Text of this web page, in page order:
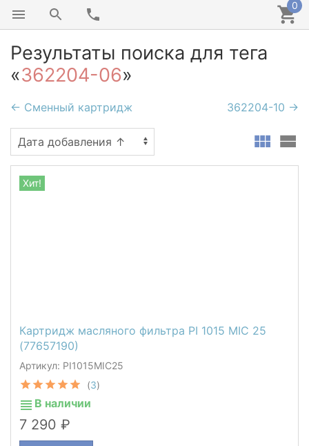
0
Результаты поиска для тега
«362204-06»
362204-10 →
← Сменный картридж
Картридж масляного фильтра PI 1015 MIC 25
(77657190)
Артикул: PI1015MIC25
(3)
В наличии
7 290
Хит!